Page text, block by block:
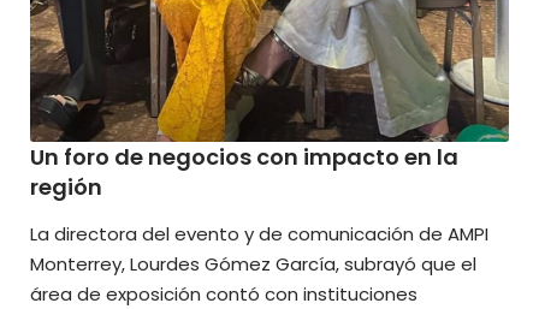
Un foro de negocios con impacto en la
región
La directora del evento y de comunicación de AMPI
Monterrey, Lourdes Gómez García, subrayó que el
área de exposición contó con instituciones